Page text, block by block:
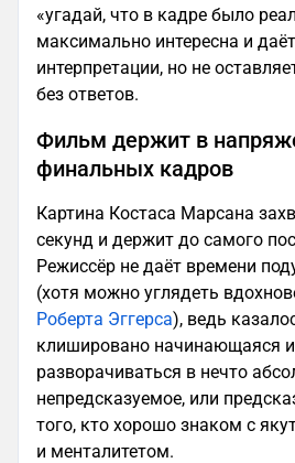
«угадай, что в кадре было
максимально интересна и
интерпретации, но не
без ответов.
Фильм держит в
финальных кадров
Картина Костаса Марсана
секунд и держит до самого
Режиссёр не даёт времени
(хотя можно углядеть
Роберта Эггерса), ведь
клишировано начинающаяся
разворачиваться в нечто
непредсказуемое, или
того, кто хорошо знаком с
и менталитетом.